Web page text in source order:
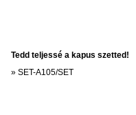
Tedd teljessé a kapus szetted!
» SET-A105/SET